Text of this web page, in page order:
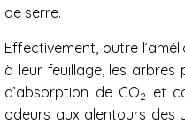
de serre.
Effectivement, outre
à leur feuillage, les
d’absorption de CO2
et
odeurs aux alentours des